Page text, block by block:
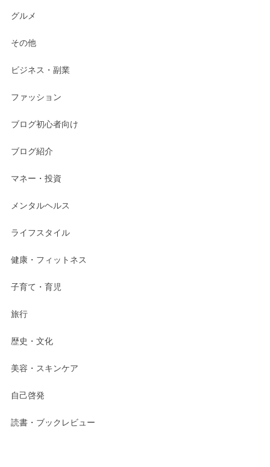
グルメ
その他
ビジネス・副業
ファッション
ブログ初心者向け
ブログ紹介
マネー・投資
メンタルヘルス
ライフスタイル
健康・フィットネス
子育て・育児
旅行
歴史・文化
美容・スキンケア
自己啓発
読書・ブックレビュー